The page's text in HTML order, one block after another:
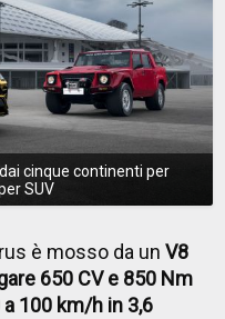
cinque continenti per
SUV
è mosso da unV8
650 CV e 850 Nm
a 100 km/h in 3,6